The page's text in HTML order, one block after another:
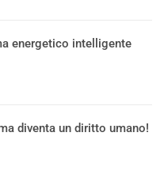
energetico intelligente
diventa un diritto umano!